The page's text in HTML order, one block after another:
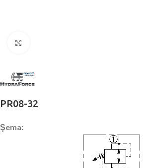
PR08-32
Şema: